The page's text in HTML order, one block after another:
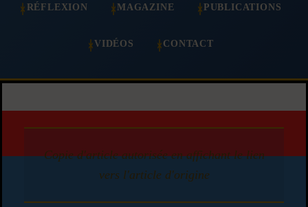
RÉFLEXION MAGAZINE PUBLICATIONS
VIDÉOS CONTACT
Copie d'article autorisée en affichant le lien
vers l'article d'origine